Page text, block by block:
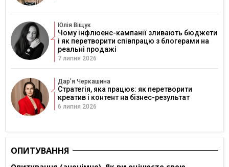
Юлія Віщук
Чому інфлюенс-кампанії зливають бюджети
і як перетворити співпрацю з блогерами на
реальні продажі
7 липня 2026
Дарʼя Черкашина
Стратегія, яка працює: як перетворити
креатив і контент на бізнес-результат
6 липня 2026
ОПИТУВАННЯ